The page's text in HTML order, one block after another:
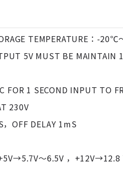
TEMPERATURE：-
5V MUST BE MAINTAIN
1 SECOND INPUT TO
230V
OFF DELAY 1mS
～6.5V ，+12V→12.8